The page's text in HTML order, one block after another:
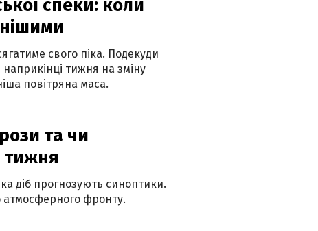
спеки: коли
свого піка. Подекуди
тижня на зміну
повітряна маса.
та чи
тижня
діб прогнозують синоптики.
атмосферного фронту.